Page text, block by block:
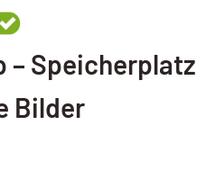
– Speicherplatz
Bilder